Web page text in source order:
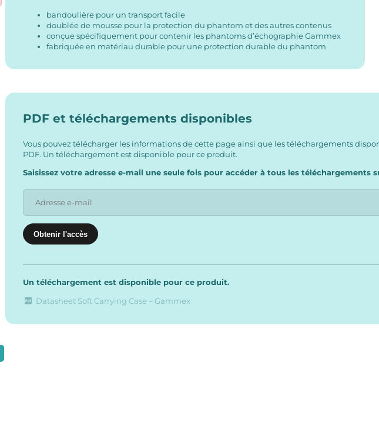
bandoulière pour un transport facile
doublée de mousse pour la protection du phantom et des autres contenus
conçue spécifiquement pour contenir les phantoms d’échographie Gammex
fabriquée en matériau durable pour une protection durable du phantom
PDF et téléchargements disponibles
Vous pouvez télécharger les informations de cette page ainsi que les téléchargements
PDF. Un téléchargement est disponible pour ce produit.
Saisissez votre adresse e-mail une seule fois pour accéder à tous les téléchargements
Un téléchargement est disponible pour ce produit.
Datasheet Soft Carrying Case – Gammex